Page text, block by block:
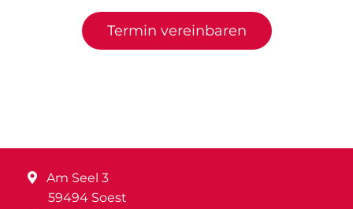
Termin vereinbaren
Am Seel 3
59494 Soest